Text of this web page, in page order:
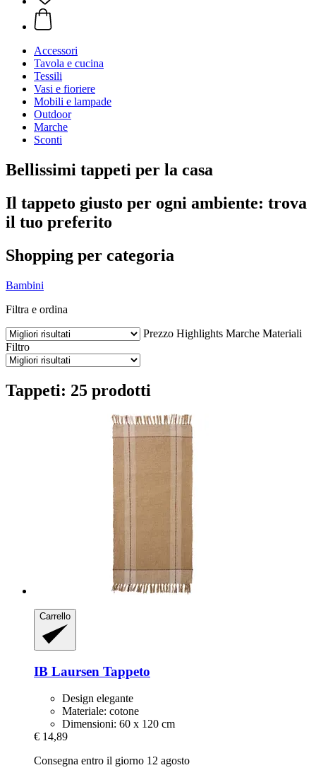
Accessori
Tavola e cucina
Tessili
Vasi e fioriere
Mobili e lampade
Outdoor
Marche
Sconti
Bellissimi tappeti per la casa
Il tappeto giusto per ogni ambiente: trova
il tuo preferito
Shopping per categoria
Bambini
Filtra e ordina
Prezzo Highlights Marche Materiali
Filtro
Tappeti: 25 prodotti
Carrello
IB Laursen Tappeto
Design elegante
Materiale: cotone
Dimensioni: 60 x 120 cm
€ 14,89
Consegna entro il giorno 12 agosto